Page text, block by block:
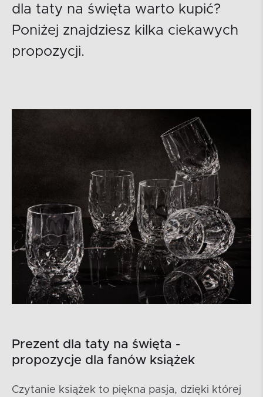
dla taty na święta warto kupić?
Poniżej znajdziesz kilka ciekawych
propozycji.
Prezent dla taty na święta -
propozycje dla fanów książek
Czytanie książek to piękna pasja, dzięki której